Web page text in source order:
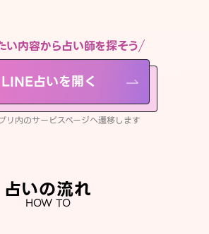
い内容から占い師を探そう
LINE占いを開く
内のサービスページへ遷移します
占いの流れ
HOW TO